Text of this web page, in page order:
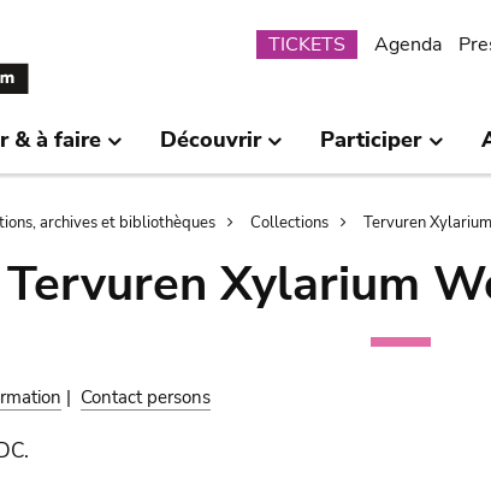
Submenu
TICKETS Agenda
& à faire Découvrir Participer
archives et bibliothèques Collections Tervuren
Tervuren Xylarium
| Contact persons